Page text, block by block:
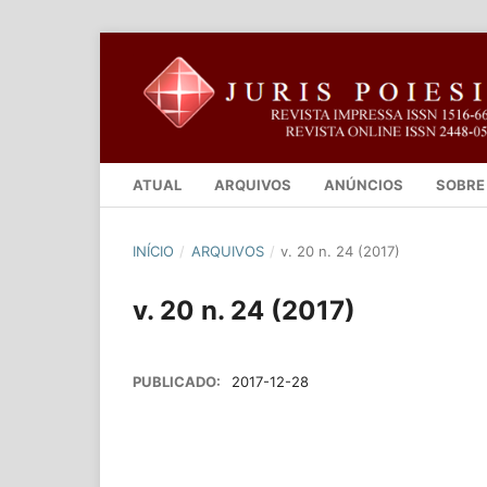
ATUAL ARQUIVOS ANÚNCIOS SOBRE
INÍCIO / ARQUIVOS / v. 20 n. 24 (2017)
v. 20 n. 24 (2017)
PUBLICADO: 2017-12-28